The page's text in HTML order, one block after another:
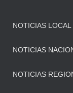
NOTICIAS LOCAL
NOTICIAS
NOTICIAS